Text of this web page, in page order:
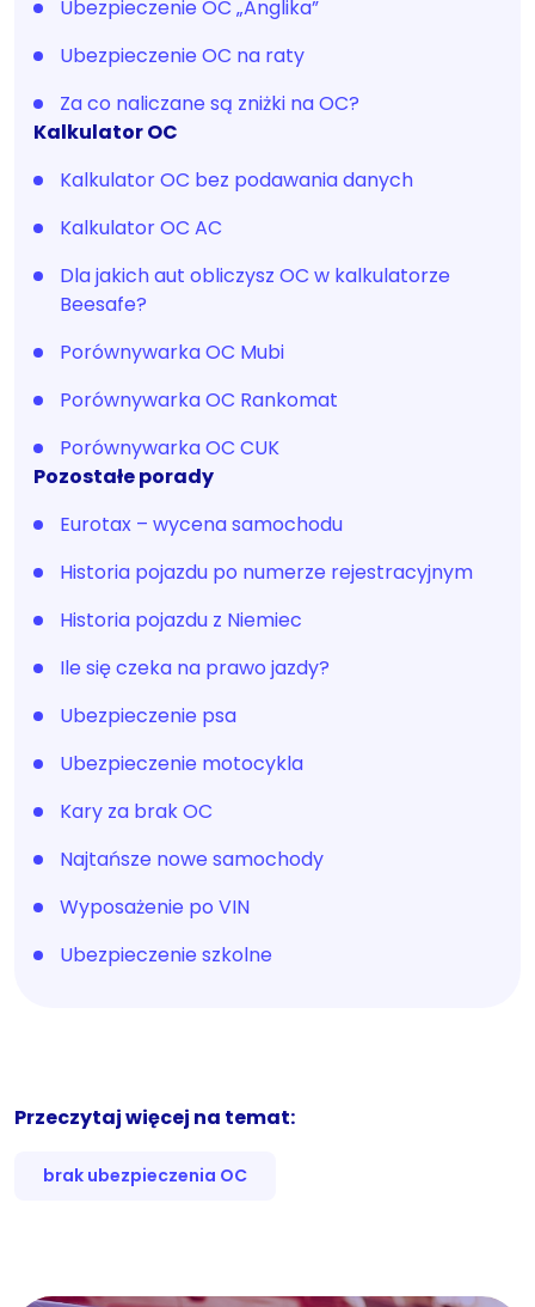
Ubezpieczenie OC „Anglika”
Ubezpieczenie OC na raty
Za co naliczane są zniżki na OC?
Kalkulator OC
Kalkulator OC bez podawania danych
Kalkulator OC AC
Dla jakich aut obliczysz OC w kalkulatorze
Beesafe?
Porównywarka OC Mubi
Porównywarka OC Rankomat
Porównywarka OC CUK
Pozostałe porady
Eurotax – wycena samochodu
Historia pojazdu po numerze rejestracyjnym
Historia pojazdu z Niemiec
Ile się czeka na prawo jazdy?
Ubezpieczenie psa
Ubezpieczenie motocykla
Kary za brak OC
Najtańsze nowe samochody
Wyposażenie po VIN
Ubezpieczenie szkolne
Przeczytaj więcej na temat:
brak ubezpieczenia OC